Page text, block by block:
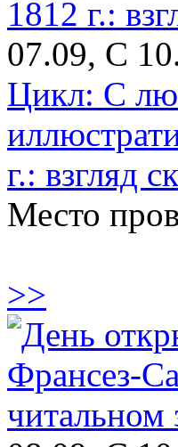
07.09, С
Цикл: С
г.: взгляд
Место
>>